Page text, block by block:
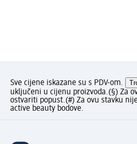
Sve cijene iskazane su s PDV-om.
uključeni u cijenu proizvoda.(§) Za
ostvariti popust.(#) Za ovu stavku
active beauty bodove.